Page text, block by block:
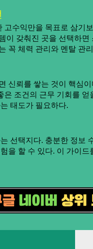
수익만을 목표로 삼기
이 갖춰진 곳을 선택하
꼭 체력 관리와 멘탈 관
신뢰를 쌓는 것이 핵심
조건의 근무 기회를
태도가 필요하다.
선택지다. 충분한 정보
을 할 수 있다. 이 가이